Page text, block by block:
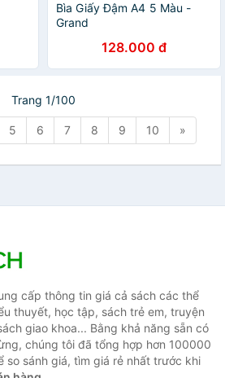
Bìa Giấy Đậm A4 5 Màu -
Grand
128.000 đ
Trang 1/100
5 6 7 8 9 10 »
cấp thông tin giá cả sách các thể
thuyết, học tập, sách trẻ em, truyện
giao khoa... Bằng khả năng sẵn có
chúng tôi đã tổng hợp hơn 100000
so sánh giá, tìm giá rẻ nhất trước khi